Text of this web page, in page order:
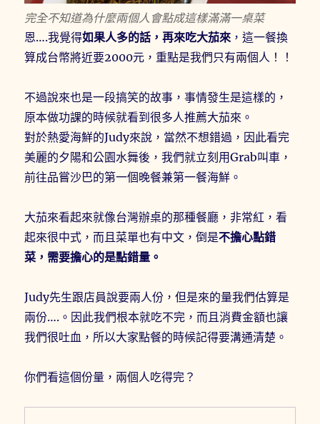
完全不知道為什麼兩個人會點成這樣滿滿一桌菜
恩….我覺得如果人多的話，再來吃大茄來 ，這一餐換
算成台幣將近要2000元，重點是我們只有兩個人！！
不過說來也是一段搞笑的故事，事情發生是這樣的，
原本做功課的時候就看到很多人推薦大茄來。
對於熱愛海鮮的Judy來說，當然不想錯過，因此看完
美麗的夕陽和公園水舞後，我們就立刻用Grab叫車，
前往品嘗沙巴的第一個晚餐兼第一餐海鮮。
大茄來看起來就像台灣辦桌的那種餐廳，非常紅，看
起來很中式，而且菜單也有中文，倒是不擔心點錯
菜，需要擔心的是點錯量。
Judy先生跟店員說要兩人份，但是來的量我們估算是
兩份….。因此我們根本就吃不完，而且消費金額也讓
我們很吐血，所以大家點餐的時候記得要溝通清楚。
你們看這個份量，兩個人吃得完？